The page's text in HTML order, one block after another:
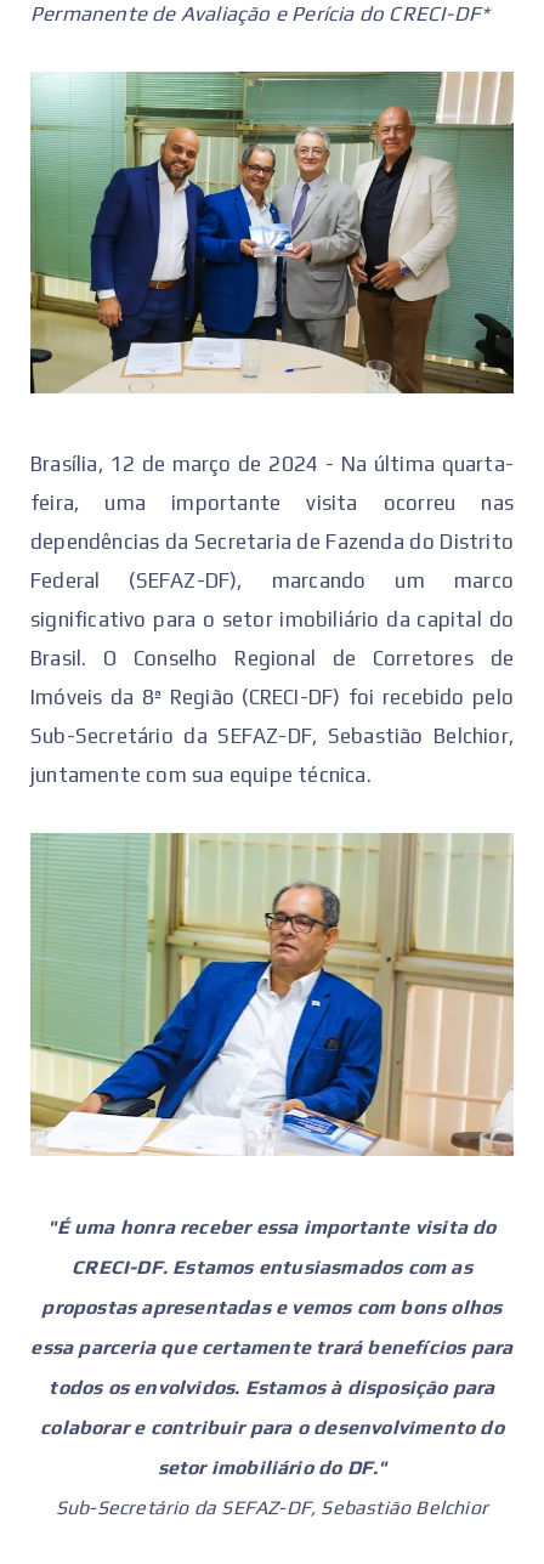
Permanente de Avaliação e Perícia do CRECI-DF*
Brasília, 12 de março de 2024 - Na última quarta-
feira, uma importante visita ocorreu nas
dependências da Secretaria de Fazenda do Distrito
Federal (SEFAZ-DF), marcando um marco
significativo para o setor imobiliário da capital do
Brasil. O Conselho Regional de Corretores de
Imóveis da 8ª Região (CRECI-DF) foi recebido pelo
Sub-Secretário da SEFAZ-DF, Sebastião Belchior,
juntamente com sua equipe técnica.
"É uma honra receber essa importante visita do
CRECI-DF. Estamos entusiasmados com as
propostas apresentadas e vemos com bons olhos
essa parceria que certamente trará benefícios para
todos os envolvidos. Estamos à disposição para
colaborar e contribuir para o desenvolvimento do
setor imobiliário do DF."
Sub-Secretário da SEFAZ-DF, Sebastião Belchior